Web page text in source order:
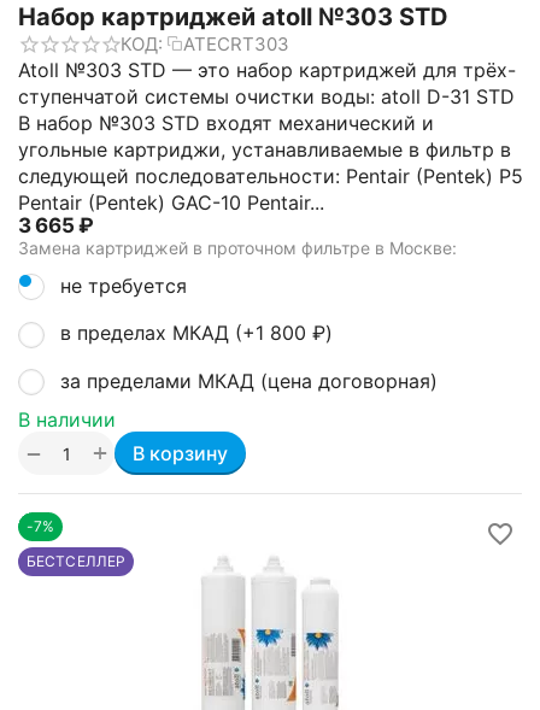
Набор картриджей atoll №303 STD
КОД: ATECRT303
Atoll №303 STD — это набор картриджей для трёх-
ступенчатой системы очистки воды: atoll D-31 STD
В набор №303 STD входят механический и
угольные картриджи, устанавливаемые в фильтр в
следующей последовательности: Pentair (Pentek) P5
Pentair (Pentek) GAC-10 Pentair...
3 665 ₽
Замена картриджей в проточном фильтре в Москве:
не требуется
в пределах МКАД (+1 800 ₽)
за пределами МКАД (цена договорная)
В наличии
+
− В корзину
-7%
БЕСТСЕЛЛЕР